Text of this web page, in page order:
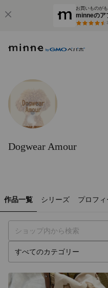
お買いものが
minneのア
Dogwear Amour
作品一覧 シリーズ プロフ